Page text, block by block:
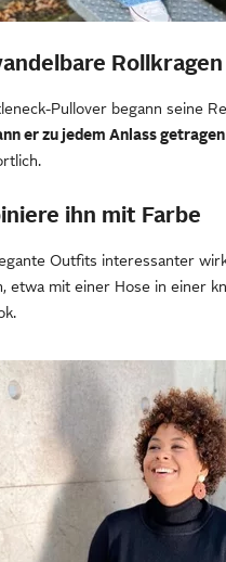
Rollkragen
Pullover begann seine
er zu jedem Anlass
ihn mit Farbe
Outfits interessanter
etwa mit einer Hose in einer